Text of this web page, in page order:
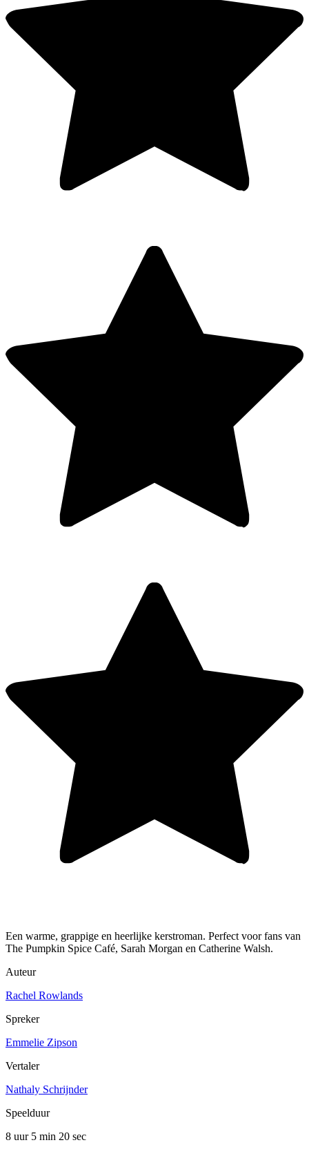
Een warme, grappige en heerlijke kerstroman. Perfect voor fans van
The Pumpkin Spice Café, Sarah Morgan en Catherine Walsh.
Auteur
Rachel Rowlands
Spreker
Emmelie Zipson
Vertaler
Nathaly Schrijnder
Speelduur
8 uur 5 min 20 sec